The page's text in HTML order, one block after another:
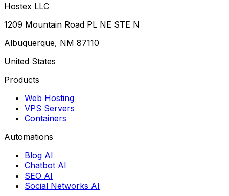
Hostex LLC
1209 Mountain Road PL NE STE N
Albuquerque, NM 87110
United States
Products
Web Hosting
VPS Servers
Containers
Automations
Blog AI
Chatbot AI
SEO AI
Social Networks AI